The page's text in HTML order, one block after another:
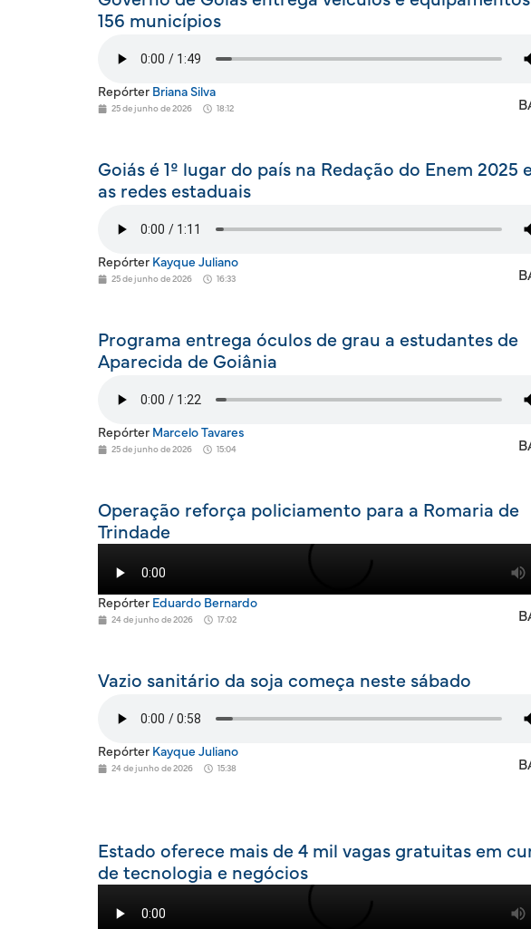
156 municípios
Repórter Briana Silva
25 de junho de 2026 18:12
Goiás é 1º lugar do país na Redação do Enem 2025
as redes estaduais
Repórter Kayque Juliano
25 de junho de 2026 16:33
Programa entrega óculos de grau a estudantes de
Aparecida de Goiânia
Repórter Marcelo Tavares
25 de junho de 2026 15:04
Operação reforça policiamento para a Romaria de
Trindade
Repórter Eduardo Bernardo
24 de junho de 2026 17:02
Vazio sanitário da soja começa neste sábado
Repórter Kayque Juliano
24 de junho de 2026 15:38
Estado oferece mais de 4 mil vagas gratuitas em
de tecnologia e negócios